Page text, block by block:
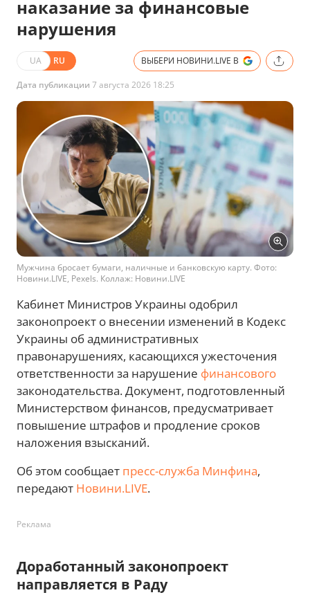
наказание за финансовые
нарушения
UA RU ВЫБЕРИ НОВИНИ.LIVE В
Дата публикации 7 августа 2026 18:25
Мужчина бросает бумаги, наличные и банковскую карту. Фото:
Новини.LIVE, Pexels. Коллаж: Новини.LIVE
Кабинет Министров Украины одобрил
законопроект о внесении изменений в Кодекс
Украины об административных
правонарушениях, касающихся ужесточения
ответственности за нарушение финансового
законодательства. Документ, подготовленный
Министерством финансов, предусматривает
повышение штрафов и продление сроков
наложения взысканий.
Об этом сообщает пресс-служба Минфина,
передают Новини.LIVE.
Реклама
Доработанный законопроект
направляется в Раду